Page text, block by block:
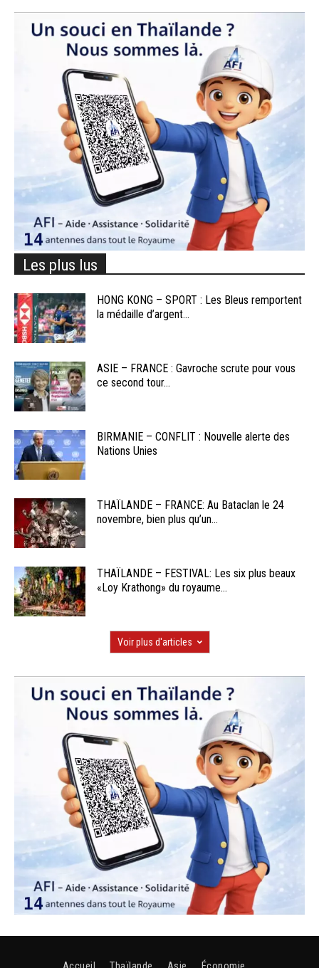
Les plus lus
HONG KONG – SPORT : Les Bleus remportent
la médaille d’argent...
ASIE – FRANCE : Gavroche scrute pour vous
ce second tour...
BIRMANIE – CONFLIT : Nouvelle alerte des
Nations Unies
THAÏLANDE – FRANCE: Au Bataclan le 24
novembre, bien plus qu’un...
THAÏLANDE – FESTIVAL: Les six plus beaux
«Loy Krathong» du royaume...
Voir plus d'articles